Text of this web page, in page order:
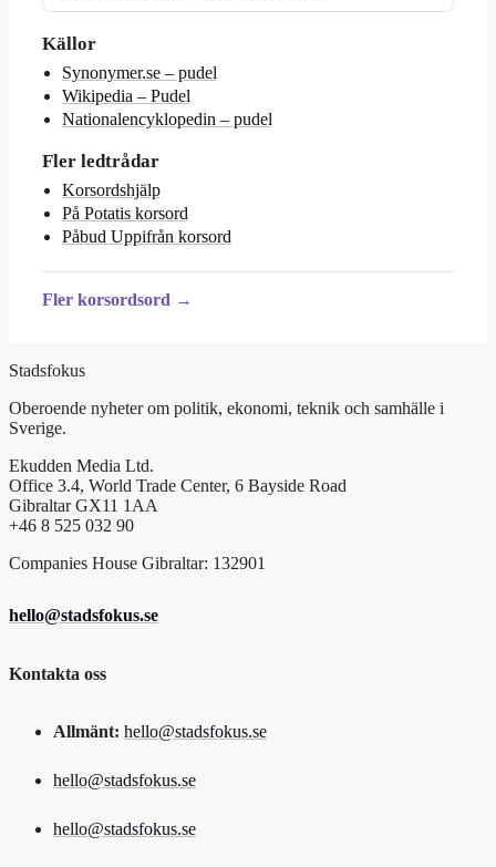
Källor
Synonymer.se – pudel
Wikipedia – Pudel
Nationalencyklopedin – pudel
Fler ledtrådar
Korsordshjälp
På Potatis korsord
Påbud Uppifrån korsord
Fler korsordsord →
Stadsfokus
Oberoende nyheter om politik, ekonomi, teknik och samhälle i
Sverige.
Ekudden Media Ltd.
Office 3.4, World Trade Center, 6 Bayside Road
Gibraltar GX11 1AA
+46 8 525 032 90
Companies House Gibraltar: 132901
hello@stadsfokus.se
Kontakta oss
Allmänt: hello@stadsfokus.se
hello@stadsfokus.se
hello@stadsfokus.se